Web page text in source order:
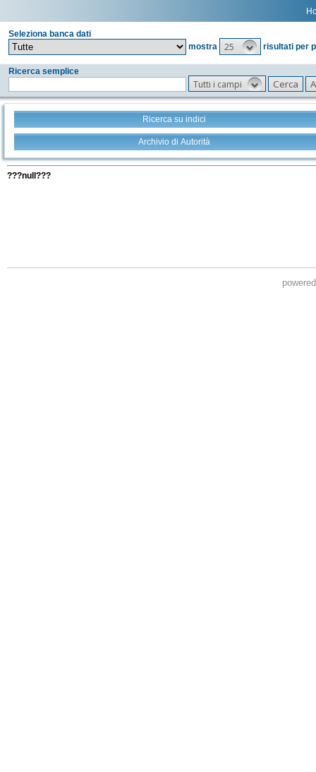
Seleziona banca dati
mostra
25 risultati per
Ricerca semplice
Tutti i campi
Ricerca su indici
Archivio di Autorità
???null???